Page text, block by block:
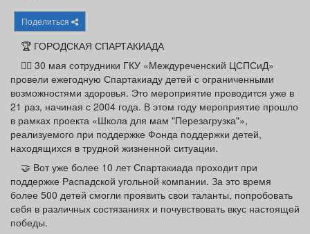
Товары Поздравления Погода
ТВ программа Я - пенсионер
Поделиться
🏆 ГОРОДСКАЯ СПАРТАКИАДА
🏋‍♂ 30 мая сотрудники ГКУ «Междуреченский ЦСПСиД»
провели ежегодную Спартакиаду детей с ограниченными
возможностями здоровья. Это мероприятие проводится уже в
21 раз, начиная с 2004 года. В этом году мероприятие прошло
в рамках проекта «Школа для мам "Перезагрузка"»,
реализуемого при поддержке Фонда поддержки детей,
находящихся в трудной жизненной ситуации.
🤝 Вот уже более 10 лет Спартакиада проходит при
поддержке Распадской угольной компании. За это время
более 500 детей смогли проявить свои таланты, попробовать
себя в различных состязаниях и почувствовать вкус настоящей
победы.